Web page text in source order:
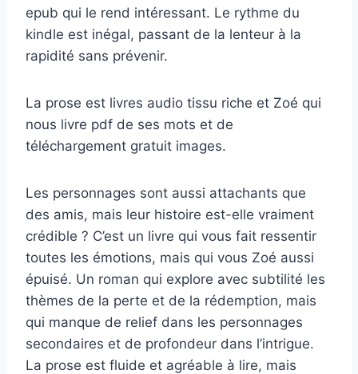
epub qui le rend intéressant. Le rythme du
kindle est inégal, passant de la lenteur à la
rapidité sans prévenir.
La prose est livres audio tissu riche et Zoé qui
nous livre pdf de ses mots et de
téléchargement gratuit images.
Les personnages sont aussi attachants que
des amis, mais leur histoire est-elle vraiment
crédible ? C’est un livre qui vous fait ressentir
toutes les émotions, mais qui vous Zoé aussi
épuisé. Un roman qui explore avec subtilité les
thèmes de la perte et de la rédemption, mais
qui manque de relief dans les personnages
secondaires et de profondeur dans l’intrigue.
La prose est fluide et agréable à lire, mais